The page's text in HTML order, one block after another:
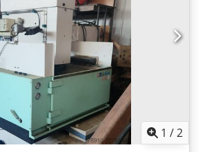
1 /2